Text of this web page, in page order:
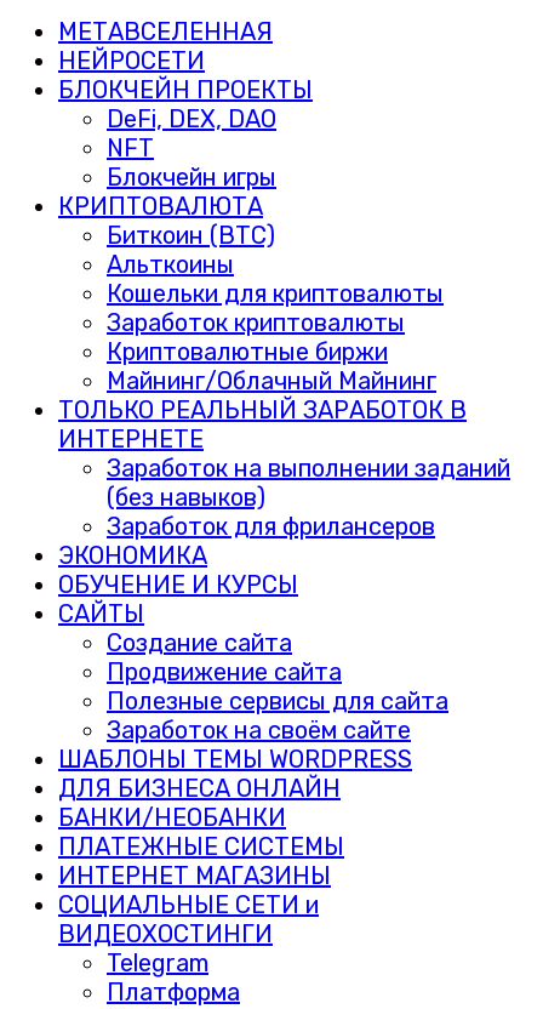
МЕТАВСЕЛЕННАЯ
НЕЙРОСЕТИ
БЛОКЧЕЙН ПРОЕКТЫ
DeFi, DEX, DAO
NFT
Блокчейн игры
КРИПТОВАЛЮТА
Биткоин (BTC)
Альткоины
Кошельки для криптовалюты
Заработок криптовалюты
Криптовалютные биржи
Майнинг/Облачный Майнинг
ТОЛЬКО РЕАЛЬНЫЙ ЗАРАБОТОК В
ИНТЕРНЕТЕ
Заработок на выполнении заданий
(без навыков)
Заработок для фрилансеров
ЭКОНОМИКА
ОБУЧЕНИЕ И КУРСЫ
САЙТЫ
Создание сайта
Продвижение сайта
Полезные сервисы для сайта
Заработок на своём сайте
ШАБЛОНЫ ТЕМЫ WORDPRESS
ДЛЯ БИЗНЕСА ОНЛАЙН
БАНКИ/НЕОБАНКИ
ПЛАТЕЖНЫЕ СИСТЕМЫ
ИНТЕРНЕТ МАГАЗИНЫ
СОЦИАЛЬНЫЕ СЕТИ и
ВИДЕОХОСТИНГИ
Telegram
Платформа